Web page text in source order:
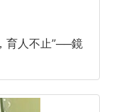
育人不止”──鏡